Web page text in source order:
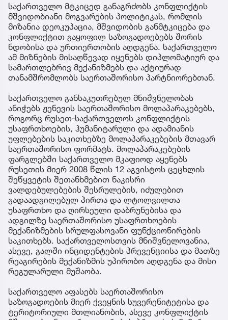
საქართველო მტკიცედ განაგრძობს კონფლიქტის
მშვიდობიანი მოგვარების პოლიტიკას, რომლის
მიზანია დეოკუპაცია, მშვიდობის განმტკიცება და
კონფლიქტით გაყოფილ საზოგადოებებს შორის
ნდობისა და ურთიერთობის აღდგენა. საქართველო
ამ მიზნების მისაღწევად იყენებს დიპლომატიურ და
სამართლებრივ მექანიზმებს და აქტიურად
თანამშრომლობს საერთაშორისო პარტნიორებთან.
საქართველო განსაკუთრებულ მნიშვნელობას
ანიჭებს ჟენევის საერთაშორისო მოლაპარაკებებს,
როგორც რუსეთ-საქართველოს კონფლიქტის
უსაფრთხოების, ჰუმანიტარული და ადამიანის
უფლებების საკითხებზე მოლაპარაკებების მთავარ
საერთაშორისო ფორმატს. მოლაპარაკებების
ფარგლებში საქართველო მკაფიოდ აყენებს
რუსეთის მიერ 2008 წლის 12 აგვისტოს ცეცხლის
შეწყვეტის შეთანხმებით ნაკისრი
ვალდებულებების შესრულების, იძულებით
გადაადგილებულ პირთა და ლტოლვილთა
უსაფრთხო და ღირსეული დაბრუნებისა და
ადგილზე საერთაშორისო უსაფრთხოების
მექანიზმების სრულფასოვანი ფუნქციონირების
საკითხებს. საქართველოსთვის მნიშვნელოვანია,
ასევე, გალში ინციდენტების პრევენციისა და მათზე
რეაგირების მექანიზმის უპირობო აღდგენა და მისი
რეგულარული მუშაობა.
საქართველო აფასებს საერთაშორისო
საზოგადოების მიერ ქვეყნის სუვერენიტეტისა და
ტერიტორიული მთლიანობის, ასევე კონფლიქტის